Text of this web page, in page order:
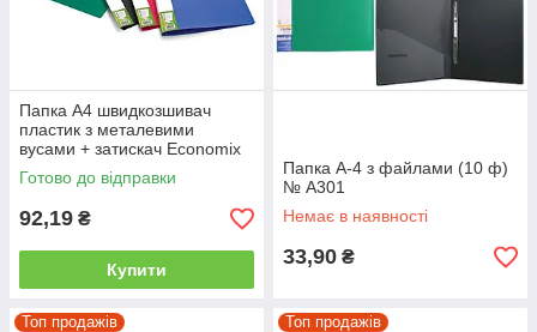
Папка А4 швидкозшивач
пластик з металевими
вусами + затискач Economix
+ кишеня 31203 CLIP B+C
Асорті кольорів
Готово до відправки
92,19 ₴
Купити
Папка А-4 з файлами (10 ф)
№ А301
Немає в наявності
33,90 ₴
Топ продажів Топ продажів